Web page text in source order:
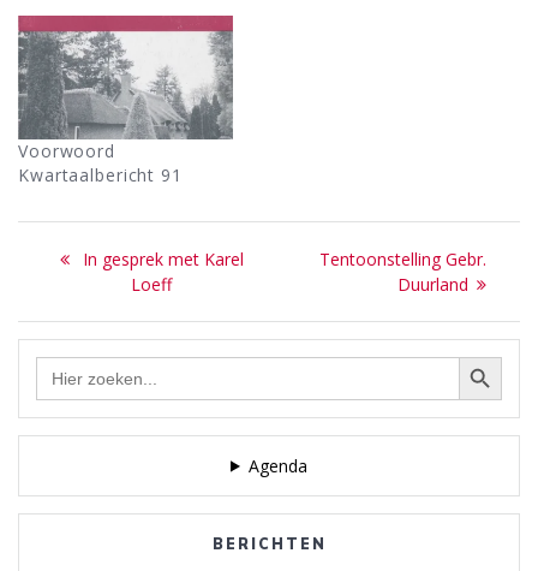
Voorwoord
Kwartaalbericht 91
Bericht
navigatie
Previous
In gesprek met Karel
Loeff
Next
Tentoonstelling Gebr.
Duurland
Zoek Zoekknop
Agenda
BERICHTEN